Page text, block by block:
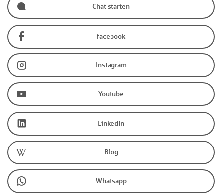
Chat starten
facebook
Instagram
Youtube
LinkedIn
Blog
Whatsapp